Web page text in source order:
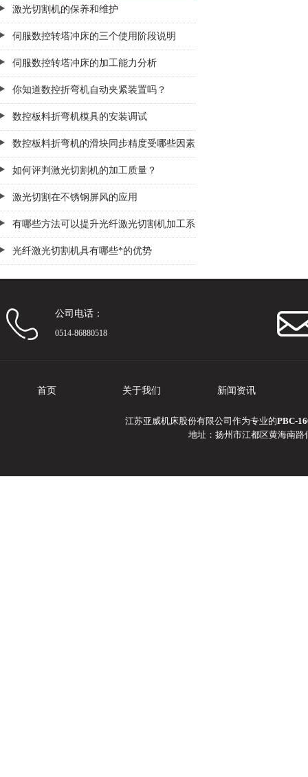
激光切割机的保养和维护
伺服数控转塔冲床的三个使用阶段说明
伺服数控转塔冲床的加工能力分析
你知道数控折弯机自动夹紧装置吗？
数控板料折弯机模具的安装调试
数控板料折弯机的滑块同步精度受哪些因素
影响？
如何评判激光切割机的加工质量？
激光切割在不锈钢屏风的应用
有哪些方法可以提升光纤激光切割机加工系
统?
光纤激光切割机具有哪些*的优势
公司电话：
0514-86880518
首页 关于我们 新闻资讯
江苏亚威机床股份有限公司作为专业的PBC-
地址：扬州市江都区黄海南